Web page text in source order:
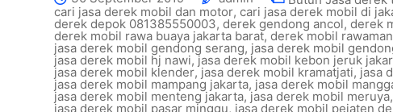
cari jasa derek mobil dan motor, cari jasa derek mobil di
derek depok 081385550003, derek gendong ancol, derek
derek mobil rawa buaya jakarta barat, derek mobil
jasa derek mobil gendong serang, jasa derek mobil
jasa derek mobil hj nawi,jasa derek mobil kebon jeruk
jasa derek mobil klender,jasa derek mobil kramatjati, jasa
jasa derek mobil mampang jakarta, jasa derek mobil
jasa derek mobil menteng jakarta,jasa derek mobil meruya,
jasa derek mobil pasar minggu, jasa derek mobil pejaten